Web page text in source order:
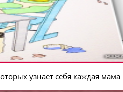
узнает себя каждая мама